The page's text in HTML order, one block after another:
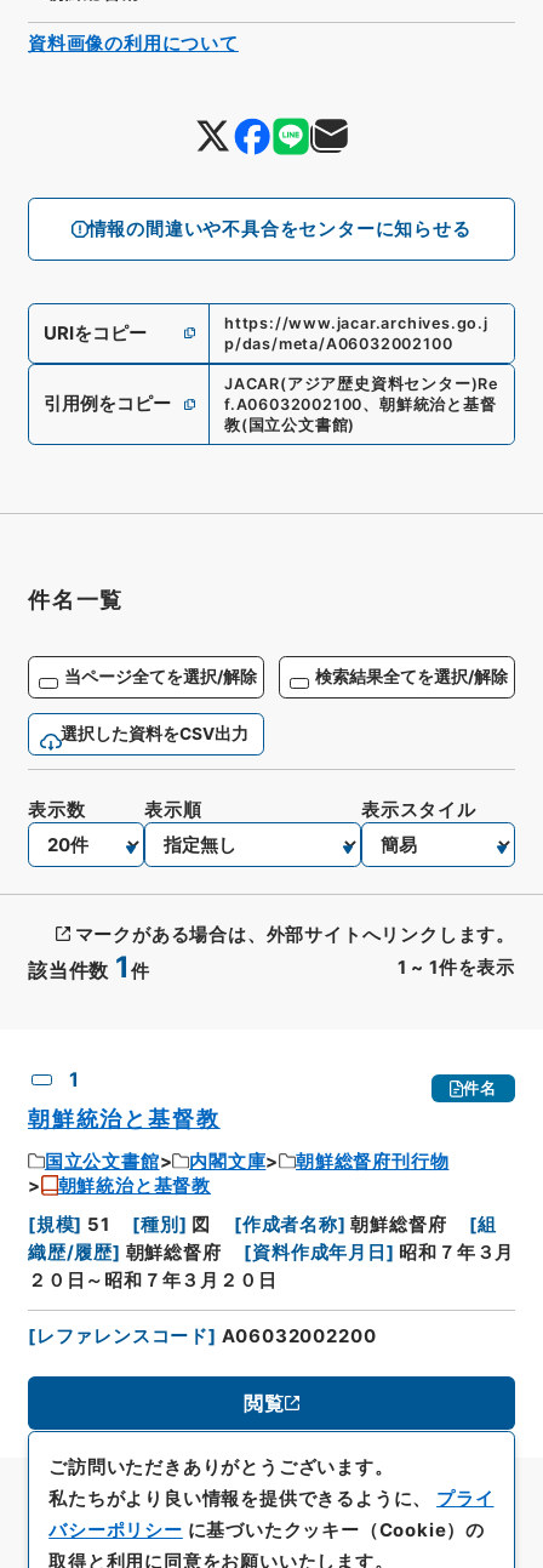
情報の間違いや不具合をセンターに知らせる
URIをコピー
https://www.jacar.archives.go.j
p/das/meta/A06032002100
引用例をコピー
JACAR(アジア歴史資料センター)Re
f.A06032002100、 朝鮮統治と基督
教(国立公文書館)
資料画像の利用について
件名一覧
当ページ全てを選択/解除 検索結果全てを選択/解除
選択した資料をCSV出力
該当件数 1 件 1 ~ 1件を表示
表示数 表示順 表示スタイル
マークがある場合は、外部サイトへリンクします。
1 件名
朝鮮統治と基督教
国立公文書館 内閣文庫
朝鮮総督府刊行物
朝鮮統治と基督教
[規模] 51 [種別 ] 図 [作成者名称] 朝鮮総督府 [組
織歴/履歴] 朝鮮総督府 [資料作成年月日 ] 昭和７年３月
２０日～昭和７年３月２０日
[レファレンスコード] A06032002200
閲覧
ご訪問いただきありがとうございます。
私たちがより良い情報を提供できるように、 プライ
バシーポリシー に基づいたクッキー（Cookie）の
取得と利用に同意をお願いいたします。